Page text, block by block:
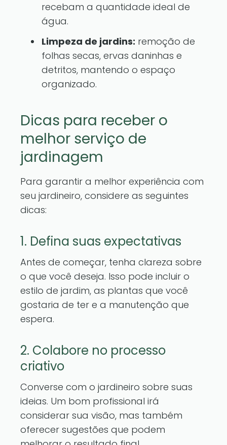
recebam a quantidade ideal de
água.
Limpeza de jardins: remoção de
folhas secas, ervas daninhas e
detritos, mantendo o espaço
organizado.
Dicas para receber o
melhor serviço de
jardinagem
Para garantir a melhor experiência com
seu jardineiro, considere as seguintes
dicas:
1. Defina suas expectativas
Antes de começar, tenha clareza sobre
o que você deseja. Isso pode incluir o
estilo de jardim, as plantas que você
gostaria de ter e a manutenção que
espera.
2. Colabore no processo
criativo
Converse com o jardineiro sobre suas
ideias. Um bom profissional irá
considerar sua visão, mas também
oferecer sugestões que podem